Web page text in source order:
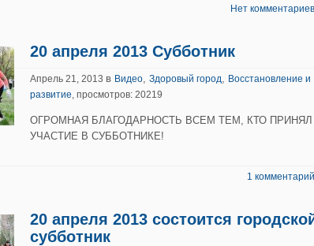
Нет
20 апреля 2013 Субботник
Апрель 21, 2013 в Видео, Здоровый город, Восстановление и
развитие, просмотров: 20219
ОГРОМНАЯ БЛАГОДАРНОСТЬ ВСЕМ ТЕМ, КТО ПРИНЯЛ
УЧАСТИЕ В СУББОТНИКЕ!
1
20 апреля 2013 состоится
субботник